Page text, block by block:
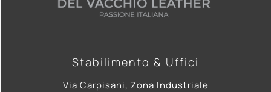
Stabilimento & Uffici
Via Carpisani, Zona Industriale